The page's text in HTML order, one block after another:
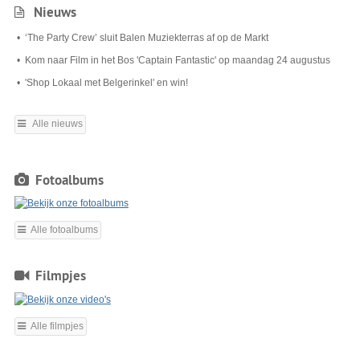
Nieuws
‘The Party Crew’ sluit Balen Muziekterras af op de Markt
Kom naar Film in het Bos 'Captain Fantastic' op maandag 24 augustus
'Shop Lokaal met Belgerinkel' en win!
Alle nieuws
Fotoalbums
Alle fotoalbums
Filmpjes
Alle filmpjes